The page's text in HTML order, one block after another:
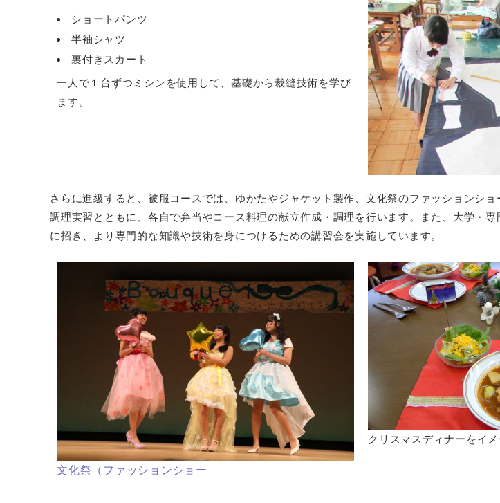
ショートパンツ
半袖シャツ
裏付きスカート
一人で１台ずつミシンを使用して、基礎から裁縫技術を学び
ます。
さらに進級すると、被服コースでは、ゆかたやジャケット製作、文化祭のファッションショ
調理実習とともに、各自で弁当やコース料理の献立作成・調理を行います。また、大学・
に招き、より専門的な知識や技術を身につけるための講習会を実施しています。
文化祭（ファッションショー
クリスマスディナーをイ